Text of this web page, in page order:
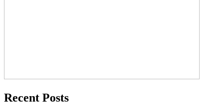
Recent Posts